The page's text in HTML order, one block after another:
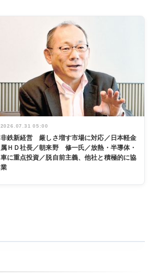
2026.07.31 05:00
非鉄新経営 厳しさ増す市場に対応／日本軽金
属ＨＤ社長／朝来野 修一氏／放熱・半導体・
車に重点投資／脱自前主義、他社と積極的に協
業